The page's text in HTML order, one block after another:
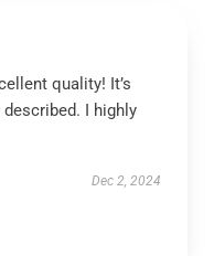
quality! It’s
I highly
Dec 2, 2024